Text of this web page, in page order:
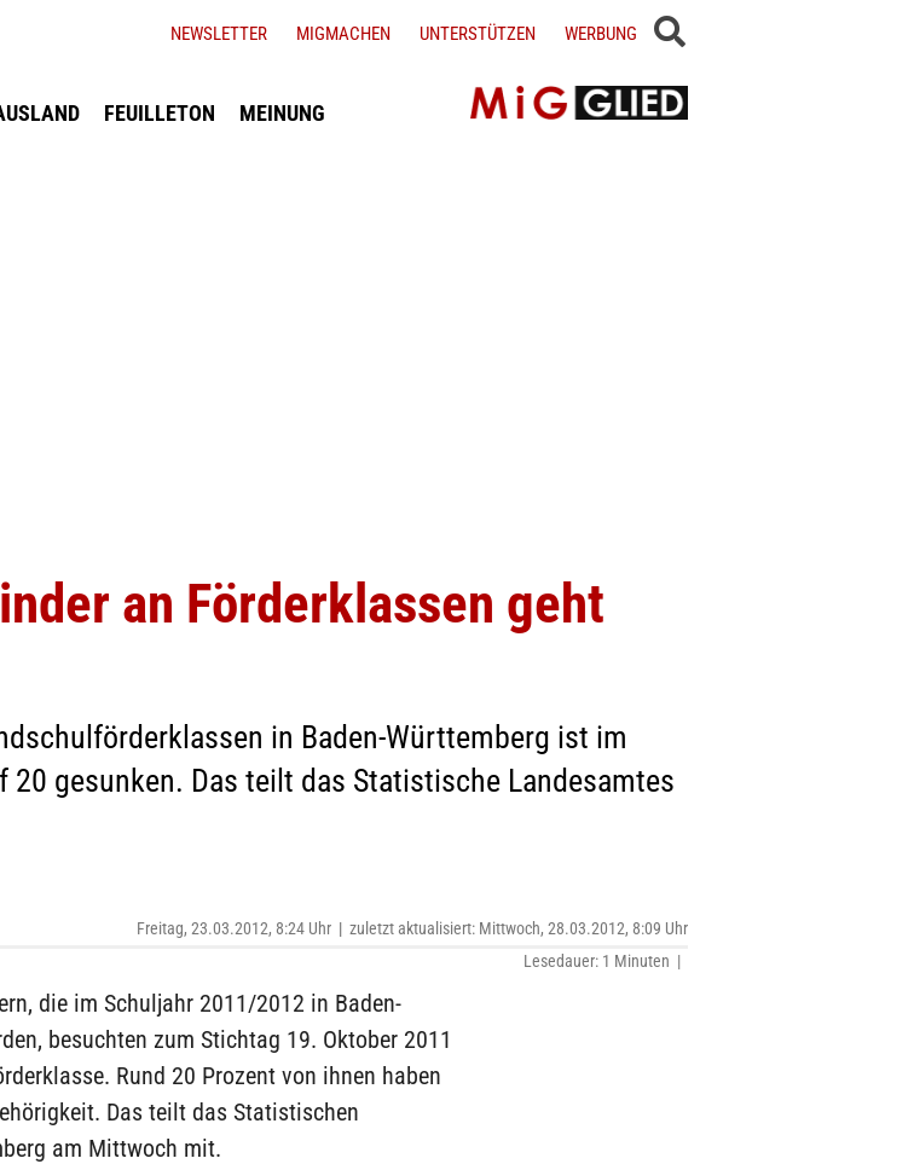
FEUILLETON MEINUNG
NEWSLETTER MIGMACHEN UNTERSTÜTZEN WERBUNG
an Förderklassen geht
in Baden-Württemberg ist im
gesunken. Das teilt das Statistische Landesamtes
Freitag, 23.03.2012, 8:24 Uhr | zuletzt aktualisiert: Mittwoch, 28.03.2012, 8:09 Uhr
Lesedauer: 1 Minuten |
die im Schuljahr 2011/2012 in Baden-
besuchten zum Stichtag 19. Oktober 2011
Rund 20 Prozent von ihnen haben
Das teilt das Statistischen
am Mittwoch mit.